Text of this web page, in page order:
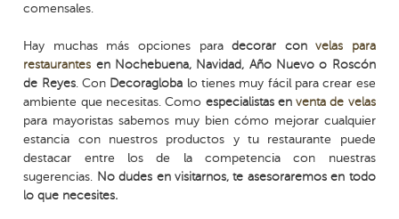
comensales.
Hay muchas más opciones paradecorar convelas para
restaurantes en Nochebuena, Navidad, Año Nuevo o Roscón
de Reyes. Con Decoragloba lo tienes muy fácil para crear ese
ambiente que necesitas. Como especialistas enventa de velas
para mayoristas sabemos muy bien cómo mejorar cualquier
estancia con nuestros productos y tu restaurante puede
destacar entre los de la competencia con nuestras
sugerencias. No dudes en visitarnos, te asesoraremos en todo
lo que necesites.